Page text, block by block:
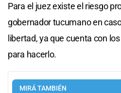
Para el juez existe el riesgo
gobernador tucumano en
libertad, ya que cuenta con
para hacerlo.
MIRÁ TAMBIÉN